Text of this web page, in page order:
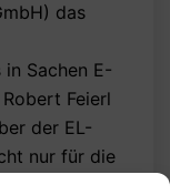
das
Sachen E-
Feierl
der EL-
nur für die